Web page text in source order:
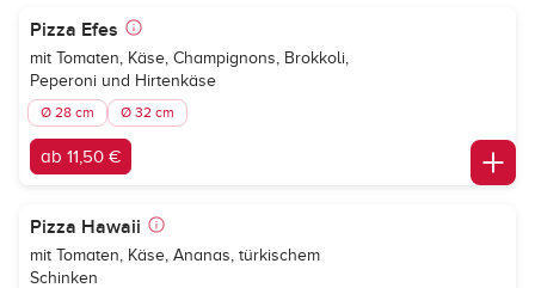
Pizza Efes
mit Tomaten, Käse, Champignons, Brokkoli,
Peperoni und Hirtenkäse
Ø 28 cm Ø 32 cm
ab 11,50 €
Pizza Hawaii
mit Tomaten, Käse, Ananas, türkischem
Schinken